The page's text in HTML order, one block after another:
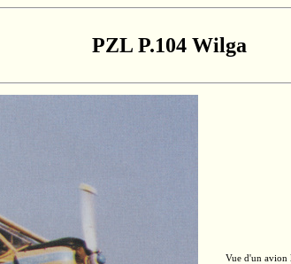
PZL P.104 Wilga
Vue d'un avion